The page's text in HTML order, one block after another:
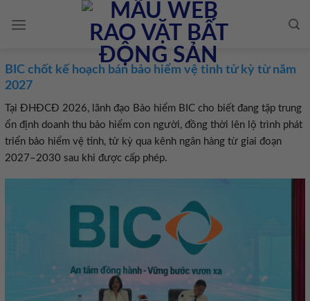
BIC chốt kế hoạch bán bảo hiểm vệ tinh tử kỳ từ năm
2027
Tại ĐHĐCĐ 2026, lãnh đạo Bảo hiểm BIC cho biết đang tập trung
ổn định doanh thu bảo hiểm con người, đồng thời lên lộ trình phát
triển bảo hiểm vệ tinh, tử kỳ qua kênh ngân hàng từ giai đoạn
2027–2030 sau khi được cấp phép.